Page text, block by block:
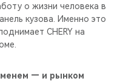
о жизни человека в
кузова. Именно это
CHERY на
— и рынком